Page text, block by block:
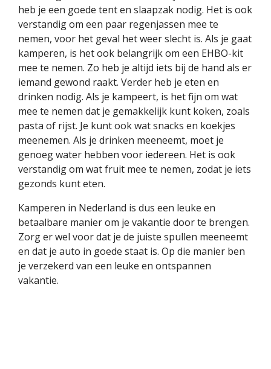
heb je een goede tent en slaapzak nodig. Het is ook
verstandig om een paar regenjassen mee te
nemen, voor het geval het weer slecht is. Als je gaat
kamperen, is het ook belangrijk om een EHBO-kit
mee te nemen. Zo heb je altijd iets bij de hand als er
iemand gewond raakt. Verder heb je eten en
drinken nodig. Als je kampeert, is het fijn om wat
mee te nemen dat je gemakkelijk kunt koken, zoals
pasta of rijst. Je kunt ook wat snacks en koekjes
meenemen. Als je drinken meeneemt, moet je
genoeg water hebben voor iedereen. Het is ook
verstandig om wat fruit mee te nemen, zodat je iets
gezonds kunt eten.
Kamperen in Nederland is dus een leuke en
betaalbare manier om je vakantie door te brengen.
Zorg er wel voor dat je de juiste spullen meeneemt
en dat je auto in goede staat is. Op die manier ben
je verzekerd van een leuke en ontspannen
vakantie.